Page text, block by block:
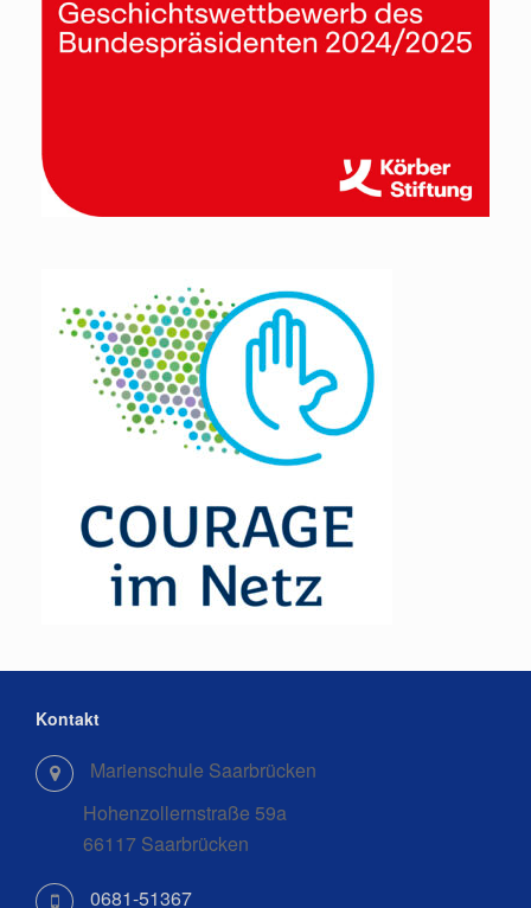
Kontakt
Marienschule Saarbrücken
Hohenzollernstraße 59a
66117 Saarbrücken
0681-51367